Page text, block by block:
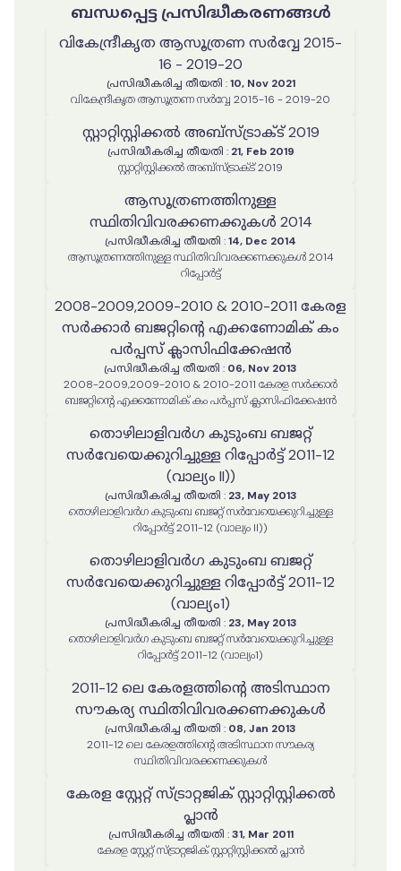
ബന്ധപ്പെട്ട പ്രസിദ്ധീകരണങ്ങൾ
വികേന്ദ്രീകൃത ആസൂത്രണ സർവ്വേ 2015-
16 - 2019-20
പ്രസിദ്ധീകരിച്ച തീയതി : 10, Nov 2021
വികേന്ദ്രീകൃത ആസൂത്രണ സർവ്വേ 2015-16 - 2019-20
സ്റ്റാറ്റിസ്റ്റിക്കല്‍ അബ്സ്ട്രാക്ട് 2019
പ്രസിദ്ധീകരിച്ച തീയതി : 21, Feb 2019
സ്റ്റാറ്റിസ്റ്റിക്കല്‍ അബ്സ്ട്രാക്ട് 2019
ആസൂത്രണത്തിനുള്ള
സ്ഥിതിവിവരക്കണക്കുകൾ 2014
പ്രസിദ്ധീകരിച്ച തീയതി :14, Dec 2014
ആസൂത്രണത്തിനുള്ള സ്ഥിതിവിവരക്കണക്കുകൾ 2014
റിപ്പോര്‍ട്ട്
2008-2009,2009-2010 & 2010-2011 കേരള
സർക്കാർ ബജറ്റിന്റെ എക്കണോമിക് കം
പർപ്പസ് ക്ലാസിഫിക്കേഷൻ
പ്രസിദ്ധീകരിച്ച തീയതി : 06, Nov 2013
2008-2009,2009-2010 & 2010-2011 കേരള സർക്കാർ
ബജറ്റിന്റെ എക്കണോമിക് കം പർപ്പസ് ക്ലാസിഫിക്കേഷൻ
തൊഴിലാളിവർഗ കുടുംബ ബജറ്റ്
സർവേയെക്കുറിച്ചുള്ള റിപ്പോർട്ട് 2011-12
(വാല്യം II))
പ്രസിദ്ധീകരിച്ച തീയതി : 23, May 2013
തൊഴിലാളിവർഗ കുടുംബ ബജറ്റ് സർവേയെക്കുറിച്ചുള്ള
റിപ്പോർട്ട് 2011-12 (വാല്യം II))
തൊഴിലാളിവർഗ കുടുംബ ബജറ്റ്
സർവേയെക്കുറിച്ചുള്ള റിപ്പോർട്ട് 2011-12
(വാല്യം1)
പ്രസിദ്ധീകരിച്ച തീയതി : 23, May 2013
തൊഴിലാളിവർഗ കുടുംബ ബജറ്റ് സർവേയെക്കുറിച്ചുള്ള
റിപ്പോർട്ട് 2011-12 (വാല്യം1)
2011-12 ലെ കേരളത്തിൻ്റെ അടിസ്ഥാന
സൗകര്യ സ്ഥിതിവിവരക്കണക്കുകൾ
പ്രസിദ്ധീകരിച്ച തീയതി : 08, Jan 2013
2011-12 ലെ കേരളത്തിൻ്റെ അടിസ്ഥാന സൗകര്യ
സ്ഥിതിവിവരക്കണക്കുകൾ
കേരള സ്റ്റേറ്റ് സ്ട്രാറ്റജിക് സ്റ്റാറ്റിസ്റ്റിക്കൽ
പ്ലാൻ
പ്രസിദ്ധീകരിച്ച തീയതി : 31, Mar 2011
കേരള സ്റ്റേറ്റ് സ്ട്രാറ്റജിക് സ്റ്റാറ്റിസ്റ്റിക്കൽ പ്ലാൻ